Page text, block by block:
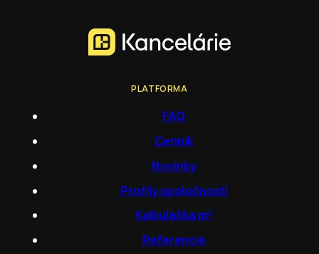
PLATFORMA
FAQ
Cenník
Novinky
Profily spoločností
Kalkulačka m²
Referencie